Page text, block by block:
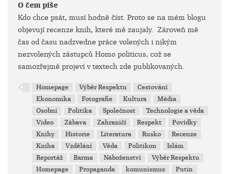
O čem píše
Kdo chce psát, musí hodně číst. Proto se na mém blogu
objevují recenze knih, které mě zaujaly. Zároveň mě
čas od času nadzvedne práce volených i nikým
nezvolených zástupců Homo politicus, což se
samozřejmě projeví v textech zde publikovaných.
Homepage Výběr Respektu
Cestování
Ekonomika
Fotografie Kultura
Média
Osobní
Politika Společnost
Technologie a věda
Video
Zábava Zahraničí Respekt
Povídky
Knihy
Historie Literatura Rusko
Recenze
Kniha
Vzdělání Věda Politikon
Islám
Reportáž
Barma Náboženství
Výběr Respektu
Homepage
Propaganda komunismus
Putin